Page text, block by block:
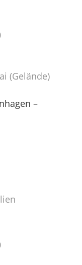
(Gelände)
–